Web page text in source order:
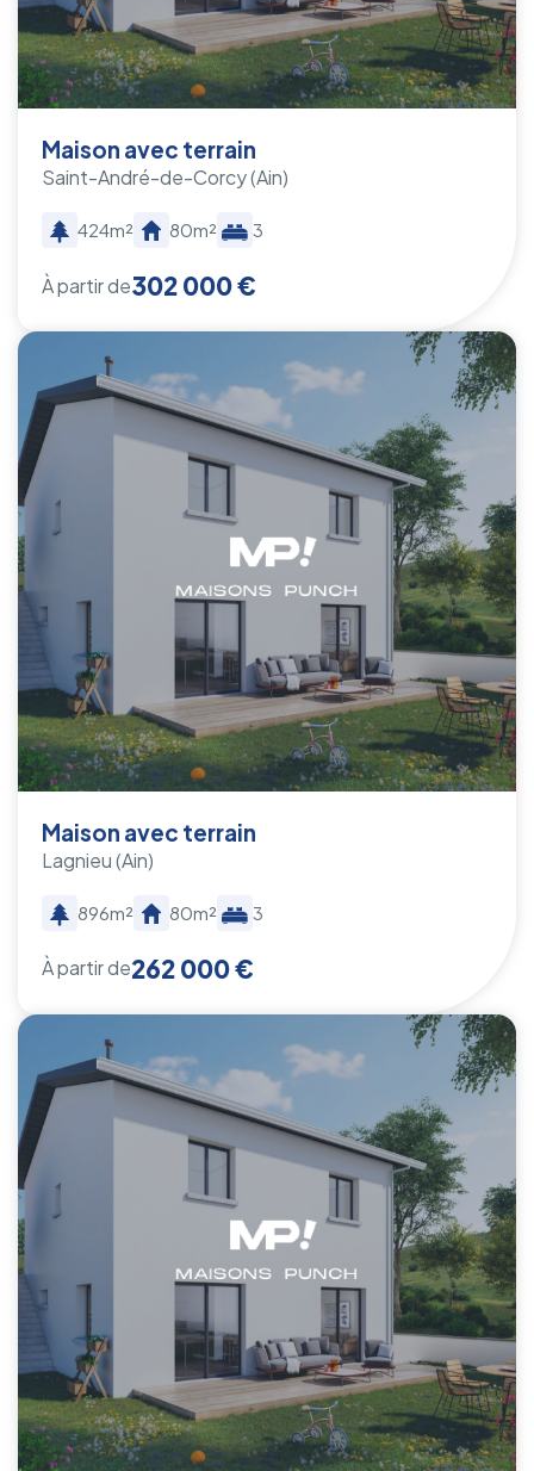
Maison avec terrain
Saint-André-de-Corcy(Ain)
424m² 80m² 3
À partir de302 000 €
Maison avec terrain
Lagnieu(Ain)
896m² 80m² 3
À partir de262 000 €